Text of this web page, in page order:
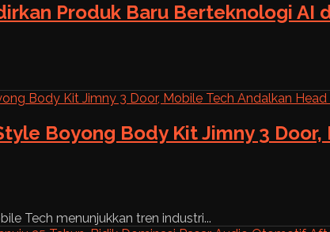
Produk Baru Berteknologi AI
Boyong Body Kit Jimny 3
Tech menunjukkan tren industri...